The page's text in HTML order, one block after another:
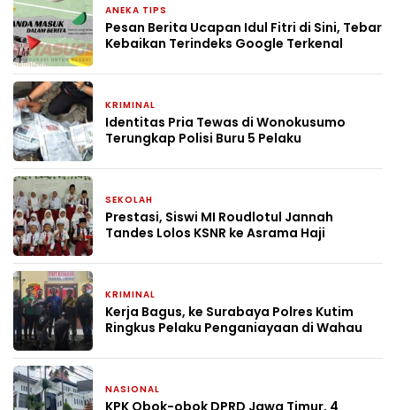
ANEKA TIPS
Pesan Berita Ucapan Idul Fitri di Sini, Tebar
Kebaikan Terindeks Google Terkenal
KRIMINAL
Identitas Pria Tewas di Wonokusumo
Terungkap Polisi Buru 5 Pelaku
SEKOLAH
Prestasi, Siswi MI Roudlotul Jannah
Tandes Lolos KSNR ke Asrama Haji
KRIMINAL
Kerja Bagus, ke Surabaya Polres Kutim
Ringkus Pelaku Penganiayaan di Wahau
NASIONAL